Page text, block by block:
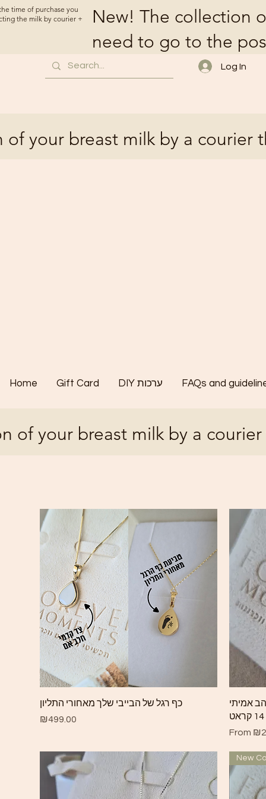
Log In
time of purchase you
the milk by courier +
New! The collection
need to go to the
of your breast milk by a
Home Gift Card DIY ערכות FAQs and
of your breast milk by a
Quick View
כף רגל של הבייבי שלך מאחורי התליון
Price
₪499.00
אמיתי
14 קראט
From
Sale
New